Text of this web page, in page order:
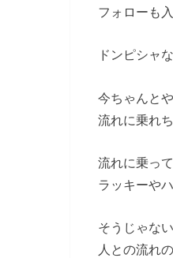
フォローも
ドンピシャ
今ちゃんと
流れに乗れ
流れに乗っ
ラッキーや
そうじゃな
人との流れ